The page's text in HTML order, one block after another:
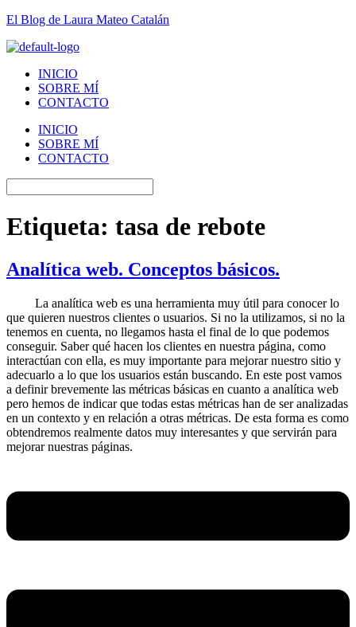
El Blog de Laura Mateo Catalán
INICIO
SOBRE MÍ
CONTACTO
INICIO
SOBRE MÍ
CONTACTO
Etiqueta: tasa de rebote
Analítica web. Conceptos básicos.
La analítica web es una herramienta muy útil para conocer lo
que quieren nuestros clientes o usuarios. Si no la utilizamos, si no la
tenemos en cuenta, no llegamos hasta el final de lo que podemos
conseguir. Saber qué hacen los clientes en nuestra página, como
interactúan con ella, es muy importante para mejorar nuestro sitio y
adecuarlo a lo que los usuarios están buscando. En este post vamos
a definir brevemente las métricas básicas en cuanto a analítica web
pero hemos de indicar que todas estas métricas han de ser analizadas
en un contexto y en relación a otras métricas. De esta forma es como
obtendremos realmente datos muy interesantes y que servirán para
mejorar nuestras páginas.